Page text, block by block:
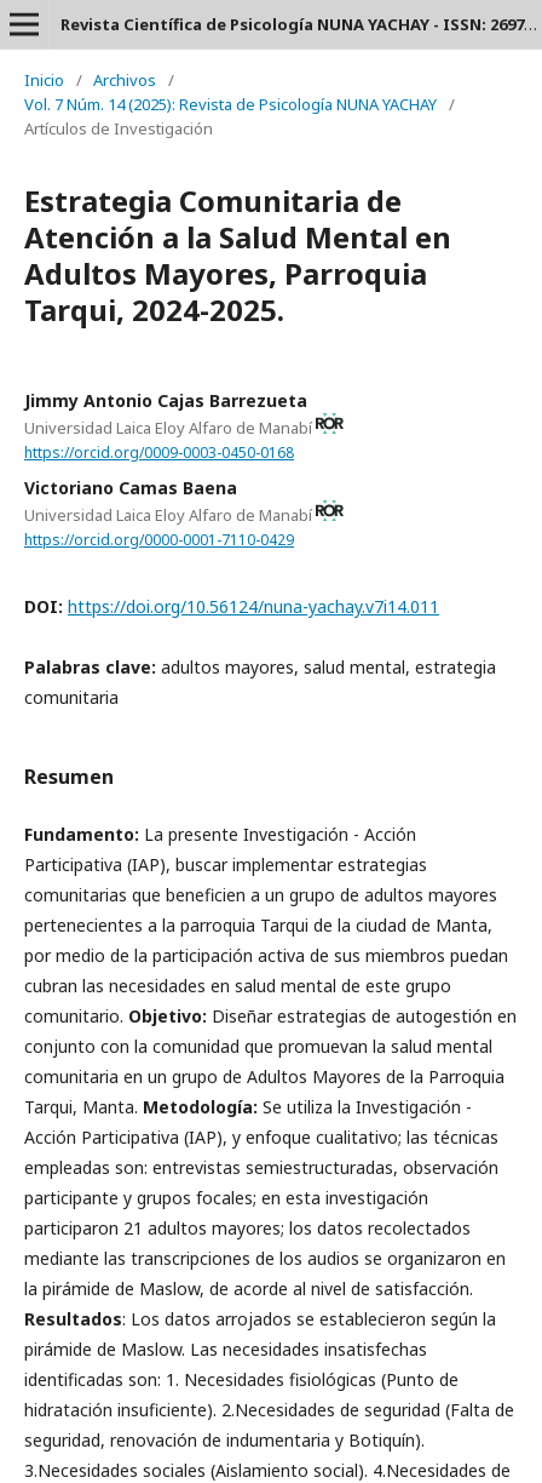
Revista Científica de Psicología NUNA YACHAY - ISSN: 2697-3588.
Inicio / Archivos
/
Vol. 7 Núm. 14 (2025): Revista de Psicología NUNA YACHAY /
Artículos de Investigación
Estrategia Comunitaria de
Atención a la Salud Mental en
Adultos Mayores, Parroquia
Tarqui, 2024-2025.
Jimmy Antonio Cajas Barrezueta
Universidad Laica Eloy Alfaro de Manabí
https://orcid.org/0009-0003-0450-0168
Victoriano Camas Baena
Universidad Laica Eloy Alfaro de Manabí
https://orcid.org/0000-0001-7110-0429
DOI: https://doi.org/10.56124/nuna-yachay.v7i14.011
Palabras clave: adultos mayores, salud mental, estrategia
comunitaria
Resumen
Fundamento: La presente Investigación - Acción
Participativa (IAP), buscar implementar estrategias
comunitarias que beneficien a un grupo de adultos mayores
pertenecientes a la parroquia Tarqui de la ciudad de Manta,
por medio de la participación activa de sus miembros puedan
cubran las necesidades en salud mental de este grupo
comunitario. Objetivo: Diseñar estrategias de autogestión en
conjunto con la comunidad que promuevan la salud mental
comunitaria en un grupo de Adultos Mayores de la Parroquia
Tarqui, Manta. Metodología: Se utiliza la Investigación -
Acción Participativa (IAP), y enfoque cualitativo; las técnicas
empleadas son: entrevistas semiestructuradas, observación
participante y grupos focales; en esta investigación
participaron 21 adultos mayores; los datos recolectados
mediante las transcripciones de los audios se organizaron en
la pirámide de Maslow, de acorde al nivel de satisfacción.
Resultados: Los datos arrojados se establecieron según la
pirámide de Maslow. Las necesidades insatisfechas
identificadas son: 1. Necesidades fisiológicas (Punto de
hidratación insuficiente). 2.Necesidades de seguridad (Falta de
seguridad, renovación de indumentaria y Botiquín).
3.Necesidades sociales (Aislamiento social). 4.Necesidades de